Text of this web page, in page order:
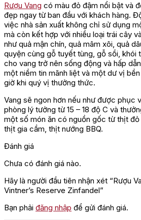
Rượu Vang có màu đỏ đậm nổi bật và
đẹp ngay từ ban đầu với khách hàng.
việc nhà sản xuất không chỉ sử dụng
mà còn kết hợp với nhiều loại trái cây
như quả mận chín, quả mâm xôi, quả
quyện cùng gỗ tuyết tùng, gỗ sồi, khói
cho vang trở nên sống động và hấp
một niềm tin mãnh liệt và một dư vị
giờ khi quý vị thưởng thức.
Vang sẽ ngon hơn nếu như được phục
phòng lý tưởng từ 15 – 18 độ C và
một số món ăn có nguồn gốc từ thịt
thịt gia cầm, thịt nướng BBQ.
Đánh giá
Chưa có đánh giá nào.
Hãy là người đầu tiên nhận xét “Rượu
Vintner’s Reserve Zinfandel”
Bạn phải đăng nhập để gửi đánh giá.